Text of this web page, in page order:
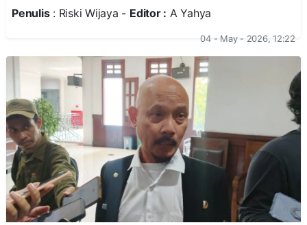
Penulis: Riski Wijaya - Editor : A Yahya
04 - May - 2026, 12:22